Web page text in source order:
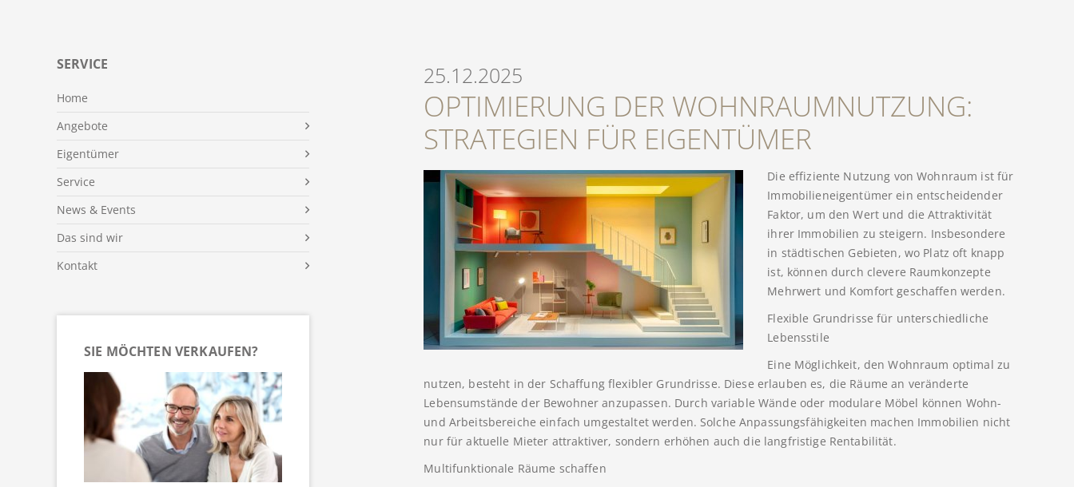
SERVICE
Home
Angebote
Eigentümer
Service
News & Events
Das sind wir
Kontakt
SIE MÖCHTEN VERKAUFEN?
25.12.2025
OPTIMIERUNG DER WOHNRAUMNUTZUNG:
STRATEGIEN FÜR EIGENTÜMER
Die effiziente Nutzung von Wohnraum ist für
Immobilieneigentümer ein entscheidender
Faktor, um den Wert und die Attraktivität
ihrer Immobilien zu steigern. Insbesondere
in städtischen Gebieten, wo Platz oft knapp
ist, können durch clevere Raumkonzepte
Mehrwert und Komfort geschaffen werden.
Flexible Grundrisse für unterschiedliche
Lebensstile
Eine Möglichkeit, den Wohnraum optimal zu
nutzen, besteht in der Schaffung flexibler Grundrisse. Diese erlauben es, die Räume an veränderte
Lebensumstände der Bewohner anzupassen. Durch variable Wände oder modulare Möbel können Wohn-
und Arbeitsbereiche einfach umgestaltet werden. Solche Anpassungsfähigkeiten machen Immobilien nicht
nur für aktuelle Mieter attraktiver, sondern erhöhen auch die langfristige Rentabilität.
Multifunktionale Räume schaffen